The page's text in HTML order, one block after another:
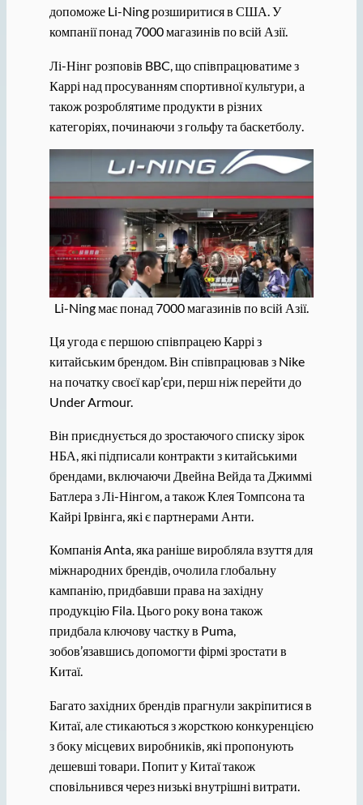
допоможе Li-Ning розширитися в США. У
компанії понад 7000 магазинів по всій Азії.
Лі-Нінг розповів BBC, що співпрацюватиме з
Каррі над просуванням спортивної культури, а
також розроблятиме продукти в різних
категоріях, починаючи з гольфу та баскетболу.
Li-Ning має понад 7000 магазинів по всій Азії.
Ця угода є першою співпрацею Каррі з
китайським брендом. Він співпрацював з Nike
на початку своєї кар’єри, перш ніж перейти до
Under Armour.
Він приєднується до зростаючого списку зірок
НБА, які підписали контракти з китайськими
брендами, включаючи Двейна Вейда та Джиммі
Батлера з Лі-Нінгом, а також Клея Томпсона та
Кайрі Ірвінга, які є партнерами Анти.
Компанія Anta, яка раніше виробляла взуття для
міжнародних брендів, очолила глобальну
кампанію, придбавши права на західну
продукцію Fila. Цього року вона також
придбала ключову частку в Puma,
зобов’язавшись допомогти фірмі зростати в
Китаї.
Багато західних брендів прагнули закріпитися в
Китаї, але стикаються з жорсткою конкуренцією
з боку місцевих виробників, які пропонують
дешевші товари. Попит у Китаї також
сповільнився через низькі внутрішні витрати.